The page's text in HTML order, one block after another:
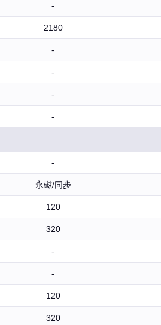
-
2180
-
-
-
-
-
永磁/同步
120
320
-
-
120
320